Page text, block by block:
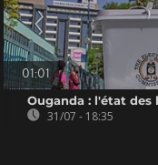
01:01
Ouganda : l'état
31/07 - 18:35